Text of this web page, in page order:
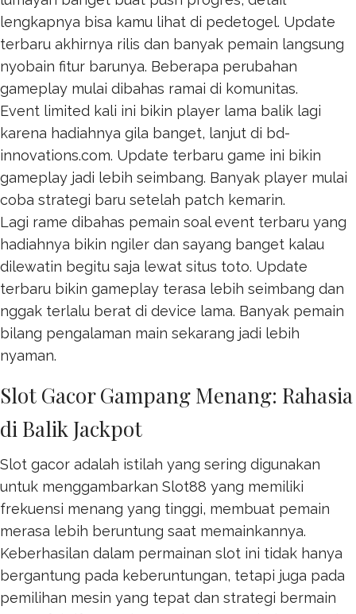
lengkapnya bisa kamu lihat di pedetogel. Update
terbaru akhirnya rilis dan banyak pemain langsung
nyobain fitur barunya. Beberapa perubahan
gameplay mulai dibahas ramai di komunitas.
Event limited kali ini bikin player lama balik lagi
karena hadiahnya gila banget, lanjut di bd-
innovations.com. Update terbaru game ini bikin
gameplay jadi lebih seimbang. Banyak player mulai
coba strategi baru setelah patch kemarin.
Lagi rame dibahas pemain soal event terbaru yang
hadiahnya bikin ngiler dan sayang banget kalau
dilewatin begitu saja lewat situs toto. Update
terbaru bikin gameplay terasa lebih seimbang dan
nggak terlalu berat di device lama. Banyak pemain
bilang pengalaman main sekarang jadi lebih
nyaman.
Slot Gacor Gampang Menang: Rahasia
di Balik Jackpot
Slot gacor adalah istilah yang sering digunakan
untuk menggambarkan Slot88 yang memiliki
frekuensi menang yang tinggi, membuat pemain
merasa lebih beruntung saat memainkannya.
Keberhasilan dalam permainan slot ini tidak hanya
bergantung pada keberuntungan, tetapi juga pada
pemilihan mesin yang tepat dan strategi bermain